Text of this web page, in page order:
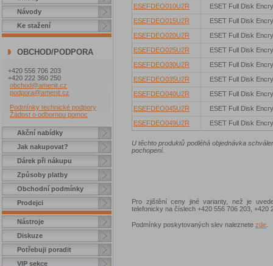
Návody
Ke stažení
OBCHOD/PODPORA
+420 556 706 203
+420 222 360 250
obchod@amenit.cz
podpora@amenit.cz
Podmínky technické podpory
Žádost o odbornou pomoc
Akční nabídky
Jak nakupovat?
Dárek při nákupu
Způsoby platby
Obchodní podmínky
Prodejci
Nástroje
Diskuze
Potřebuji poradit
VIP sekce
ESEFDEO010U2R
ESET Full Disk
ESEFDEO015U2R
ESET Full Disk
ESEFDEO020U2R
ESET Full Disk
ESEFDEO025U2R
ESET Full Disk
ESEFDEO030U2R
ESET Full Disk
ESEFDEO035U2R
ESET Full Disk
ESEFDEO040U2R
ESET Full Disk
ESEFDEO045U2R
ESET Full Disk
ESEFDEO049U2R
ESET Full Disk
U těchto produktů podléhá objednávka
pochopení.
Pro zjištění ceny jiné varianty, než je
telefonicky na číslech +420 556 706 203, +420
Podmínky poskytovaných slev naleznete zde